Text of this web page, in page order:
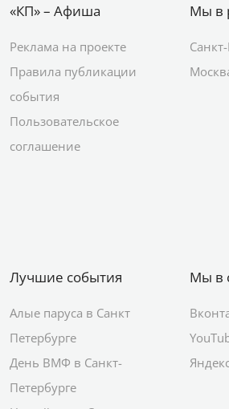
«КП» – Афиша
Реклама на проекте
Правила публикации
события
Пользовательское
соглашение
Мы в
Лучшие события
Алые паруса в Санкт
Петербурге
День ВМФ в Санкт-
Петербурге
Мы в